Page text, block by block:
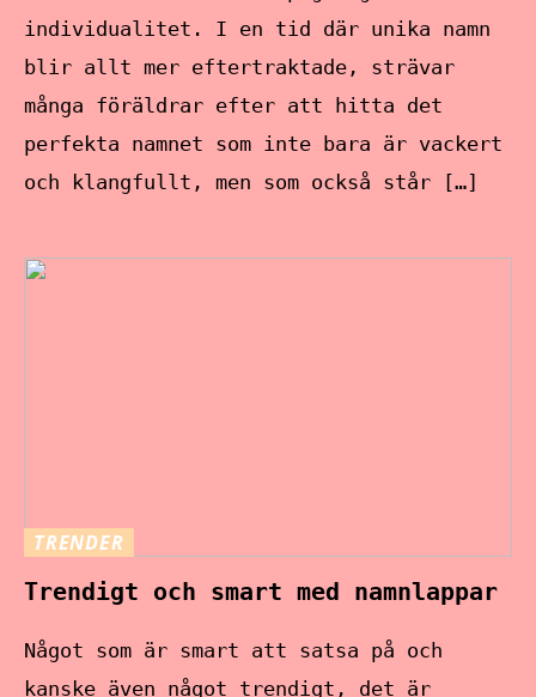
individualitet. I en tid där unika namn
blir allt mer eftertraktade, strävar
många föräldrar efter att hitta det
perfekta namnet som inte bara är vackert
och klangfullt, men som också står […]
TRENDER
Trendigt och smart med namnlappar
Något som är smart att satsa på och
kanske även något trendigt, det är